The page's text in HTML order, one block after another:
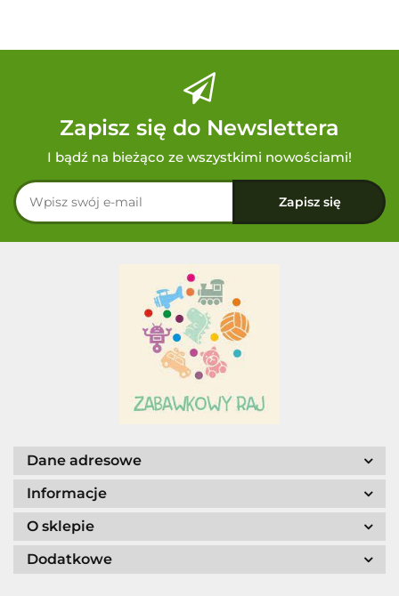
Zapisz się do Newslettera
I bądź na bieżąco ze wszystkimi nowościami!
Dane adresowe
Informacje
O sklepie
Dodatkowe